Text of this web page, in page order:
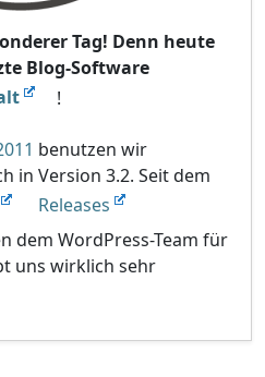
Tag! Denn heute
Blog-Software
!
benutzen wir
in Version 3.2. Seit dem
Releases
dem WordPress-Team für
uns wirklich sehr